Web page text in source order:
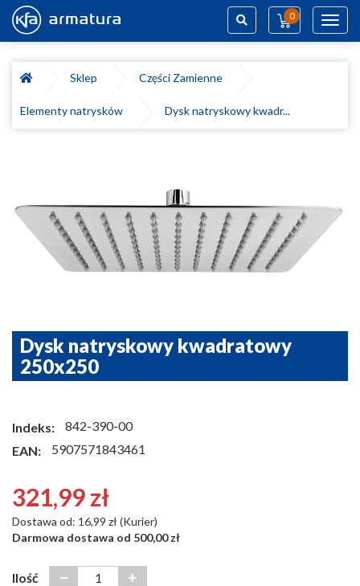
0
Sklep
Części Zamienne
Elementy natrysków Dysk natryskowy kwadr...
Dysk natryskowy kwadratowy
250x250
Indeks:
842-390-00
EAN:
5907571843461
321,99 zł
Dostawa od: 16,99 zł (Kurier)
Darmowa dostawa od 500,00 zł
Ilość